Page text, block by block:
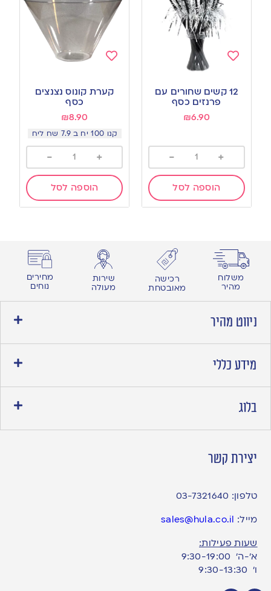
to
wishlist
12 קשים שחורים עם
פרנזים כסף
₪6.90
+
-
הוספה לסל
to
wishlist
קערת קונוס נצנצים
כסף
₪8.90
קנו 100 יח ב 7.9 שח ליח
+
-
הוספה לסל
משלוח
מהיר
רכישה
מאובטחת
שירות
מעולה
מחירים
נוחים
ניווט מהיר
מידע כללי
בלוג
יצירת קשר
טלפון: 03-7321640
מייל: sales@hula.co.il
שעות פעילות:
א’-ה’ 9:30-19:00
ו׳ 9:30-13:30